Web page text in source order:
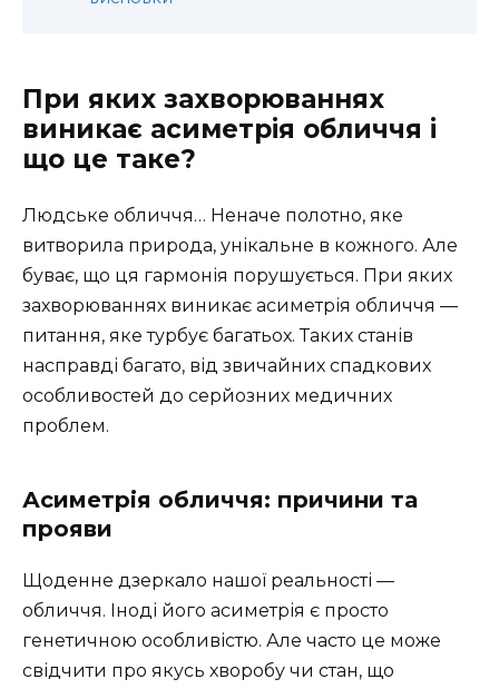
При яких захворюваннях
виникає асиметрія обличчя і
що це таке?
Людське обличчя… Неначе полотно, яке
витворила природа, унікальне в кожного. Але
буває, що ця гармонія порушується. При яких
захворюваннях виникає асиметрія обличчя —
питання, яке турбує багатьох. Таких станів
насправді багато, від звичайних спадкових
особливостей до серйозних медичних
проблем.
Асиметрія обличчя: причини та
прояви
Щоденне дзеркало нашої реальності —
обличчя. Іноді його асиметрія є просто
генетичною особливістю. Але часто це може
свідчити про якусь хворобу чи стан, що